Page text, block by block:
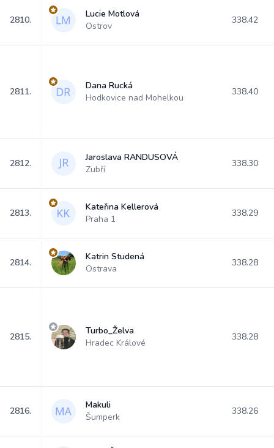
2810.
Lucie Motlová
Ostrov
338.42
2811.
Dana Rucká
Hodkovice nad Mohelkou
338.40
2812.
Jaroslava RANDUSOVÁ
Zubří
338.30
2813.
Kateřina Kellerová
Praha 1
338.29
2814.
Katrin Studená
Ostrava
338.28
2815.
Turbo_Želva
Hradec Králové
338.28
2816.
Makuli
Šumperk
338.26